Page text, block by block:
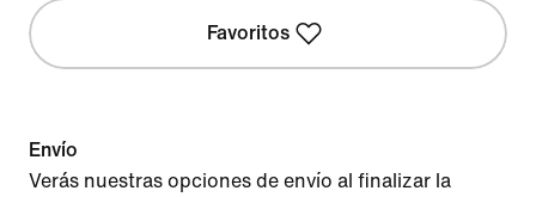
Favoritos
Envío
Verás nuestras opciones de envío al finalizar la